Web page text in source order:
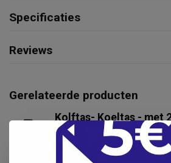
Specificaties
Reviews
Gerelateerde producten
Kolftas- Koeltas - met
aparte vakken